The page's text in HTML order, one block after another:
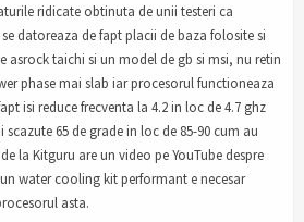
ridicate obtinuta de unii testeri ca
datoreaza de fapt placii de baza folosite si
asrock taichi si un model de gb si msi, nu retin
phase mai slab iar procesorul functioneaza
isi reduce frecventa la 4.2 in loc de 4.7 ghz
65 de grade in loc de 85-90 cum au
la Kitguru are un video pe YouTube despre
water cooling kit performant e necesar
asta.